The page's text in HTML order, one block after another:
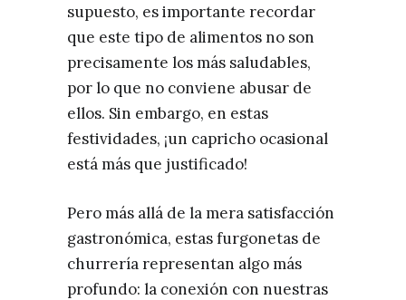
supuesto, es importante recordar
que este tipo de alimentos no son
precisamente los más saludables,
por lo que no conviene abusar de
ellos. Sin embargo, en estas
festividades, ¡un capricho ocasional
está más que justificado!
Pero más allá de la mera satisfacción
gastronómica, estas furgonetas de
churrería representan algo más
profundo: la conexión con nuestras